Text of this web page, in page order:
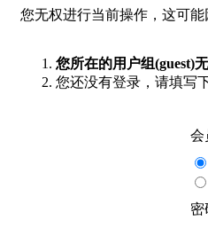
您无权进行当前操作，这可
您所在的用户组(guest)
您还没有登录，请填写
会
密